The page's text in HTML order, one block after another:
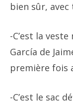
bien sûr,
-C’est la
García de
première fois
-C’est le sac